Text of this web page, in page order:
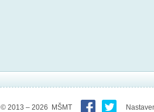
© 2013 – 2026 MŠMT